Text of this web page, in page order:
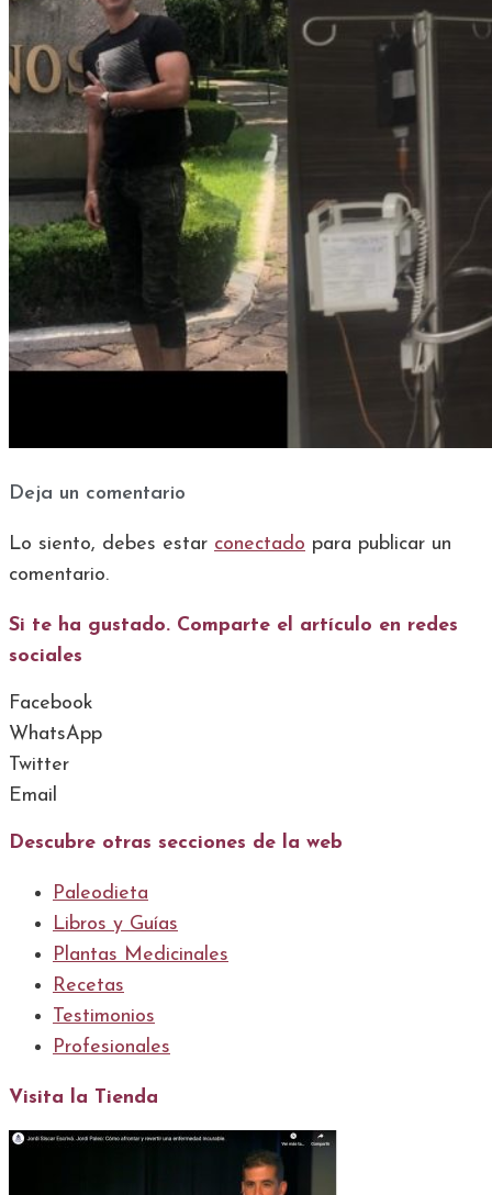
Deja un comentario
Lo siento, debes estar conectado para publicar un
comentario.
Si te ha gustado. Comparte el artículo en redes
sociales
Facebook
WhatsApp
Twitter
Email
Descubre otras secciones de la web
Paleodieta
Libros y Guías
Plantas Medicinales
Recetas
Testimonios
Profesionales
Visita la Tienda